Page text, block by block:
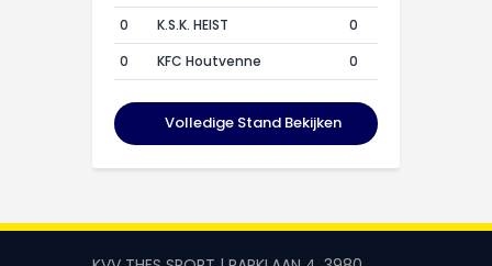
0
K.S.K. HEIST
0
0
KFC Houtvenne 0
Volledige Stand Bekijken